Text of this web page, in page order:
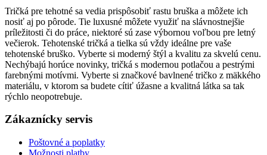
Tričká pre tehotné sa vedia prispôsobiť rastu bruška a môžete ich
nosiť aj po pôrode. Tie luxusné môžete využiť na slávnostnejšie
príležitosti či do práce, niektoré sú zase výbornou voľbou pre letný
večierok. Tehotenské tričká a tielka sú vždy ideálne pre vaše
tehotenské bruško. Vyberte si moderný štýl a kvalitu za skvelú cenu.
Nechýbajú horúce novinky, tričká s modernou potlačou a pestrými
farebnými motívmi. Vyberte si značkové bavlnené tričko z mäkkého
materiálu, v ktorom sa budete cítiť úžasne a kvalitná látka sa tak
rýchlo neopotrebuje.
Zákaznícky servis
Poštovné a poplatky
Možnosti platby